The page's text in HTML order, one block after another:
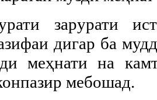
зарурати
дигар ба
меҳнати на
мебошад.